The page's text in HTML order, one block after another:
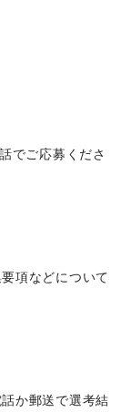
でご応募くださ
項などについて
か郵送で選考結